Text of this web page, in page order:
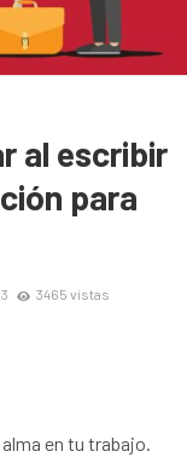
al escribir
para
3465 vistas
en tu trabajo.